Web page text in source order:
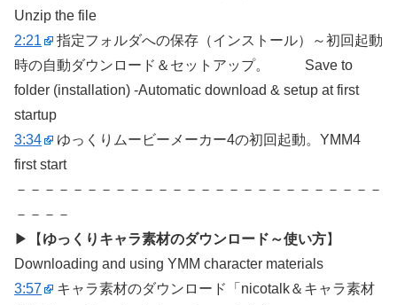
Unzip the file
2:21
指定フォルダへの保存（インストール）～初回起動
時の自動ダウンロード＆セットアップ。 Save to
folder (installation) -Automatic download & setup at first
startup
3:34
ゆっくりムービーメーカー4の初回起動。YMM4
first start
－－－－－－－－－－－－－－－－－－－－－－－－－－
－－－－
▶【 ゆっくりキャラ素材のダウンロード～使い方】
Downloading and using YMM character materials
3:57
キャラ素材のダウンロード「nicotalk＆キャラ素材